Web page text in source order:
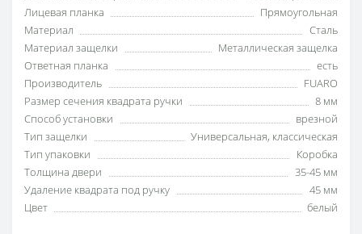
Лицевая планка
Прямоугольная
Материал
Сталь
Материал защелки
Металлическая защелка
Ответная планка
есть
Производитель
FUARO
Размер сечения квадрата ручки
8 мм
Способ установки
врезной
Тип защелки
Универсальная, классическая
Тип упаковки
Коробка
Толщина двери
35-45 мм
Удаление квадрата под ручку
45 мм
Цвет
белый